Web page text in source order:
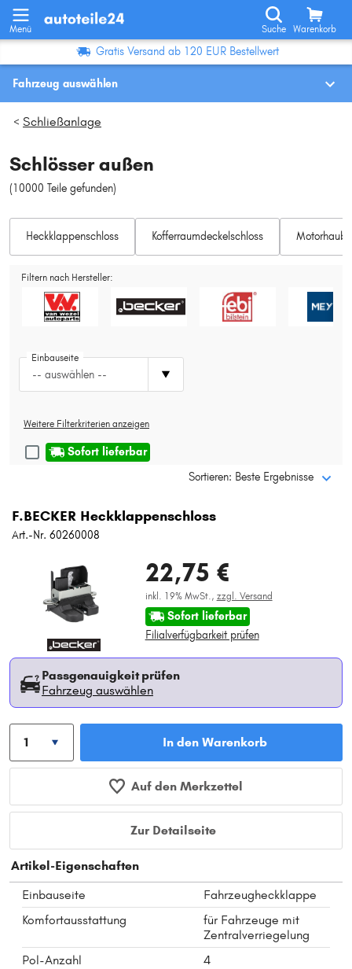
Menü Suche Warenkorb
Gratis Versand ab 120 EUR Bestellwert
Fahrzeug auswählen
Wo finde ich die?
Oder
Hersteller wählen
Typ wählen
> Schließanlage
Schlösser außen
(10000 Teile gefunden)
Heckklappenschloss Kofferraumdeckelschloss
Filtern nach Hersteller:
Einbauseite
-- auswählen --
Weitere Filterkriterien anzeigen
Sofort lieferbar
Sortieren: Beste Ergebnisse
F.BECKER Heckklappenschloss
Art.-Nr. 60260008
22,75 €
inkl. 19% MwSt., zzgl. Versand
Sofort lieferbar
Filialverfügbarkeit prüfen
Passgenauigkeit prüfen
Fahrzeug auswählen
In den Warenkorb
Auf den Merkzettel
Zur Detailseite
Artikel-Eigenschaften
Einbauseite
Fahrzeugheckklappe
Komfortausstattung
für Fahrzeuge mit
Zentralverriegelung
Pol-Anzahl
4